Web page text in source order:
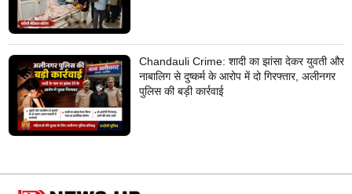
Chandauli Crime: शादी का झांसा देकर युवती और
नाबालिग से दुष्कर्म के आरोप में दो गिरफ्तार, अलीनगर
पुलिस की बड़ी कार्रवाई